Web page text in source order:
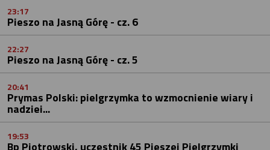
23:17
Pieszo na Jasną Górę - cz. 6
22:27
Pieszo na Jasną Górę - cz. 5
20:41
Prymas Polski: pielgrzymka to wzmocnienie wiary i
nadziei...
19:53